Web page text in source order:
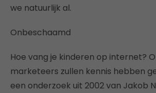
we natuurlijk al.
Onbeschaamd
Hoe vang je kinderen op internet?
marketeers zullen kennis hebben
een onderzoek uit 2002 van Jakob